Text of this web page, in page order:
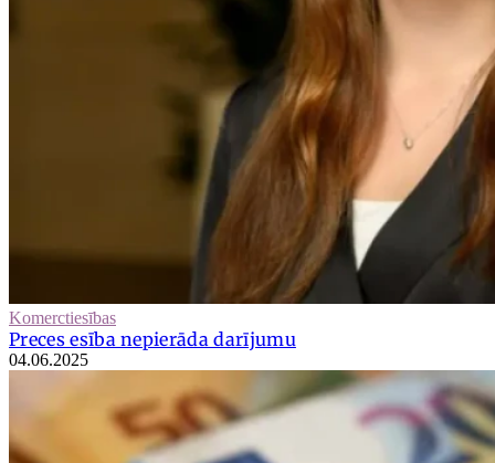
Komerctiesības
Preces esība nepierāda darījumu
04.06.2025